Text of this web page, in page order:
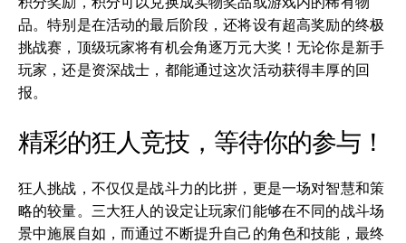
品。特别是在活动的最后阶段，还将设有超高奖励的终极
挑战赛，顶级玩家将有机会角逐万元大奖！无论你是新手
玩家，还是资深战士，都能通过这次活动获得丰厚的回
报。
精彩的狂人竞技，等待你的参与！
狂人挑战，不仅仅是战斗力的比拼，更是一场对智慧和策
略的较量。三大狂人的设定让玩家们能够在不同的战斗场
景中施展自如，而通过不断提升自己的角色和技能，最终